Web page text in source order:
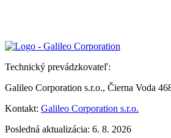
Technický prevádzkovateľ:
Galileo Corporation s.r.o., Čierna Voda
Kontakt: Galileo Corporation s.r.o.
Posledná aktualizácia: 6. 8. 2026